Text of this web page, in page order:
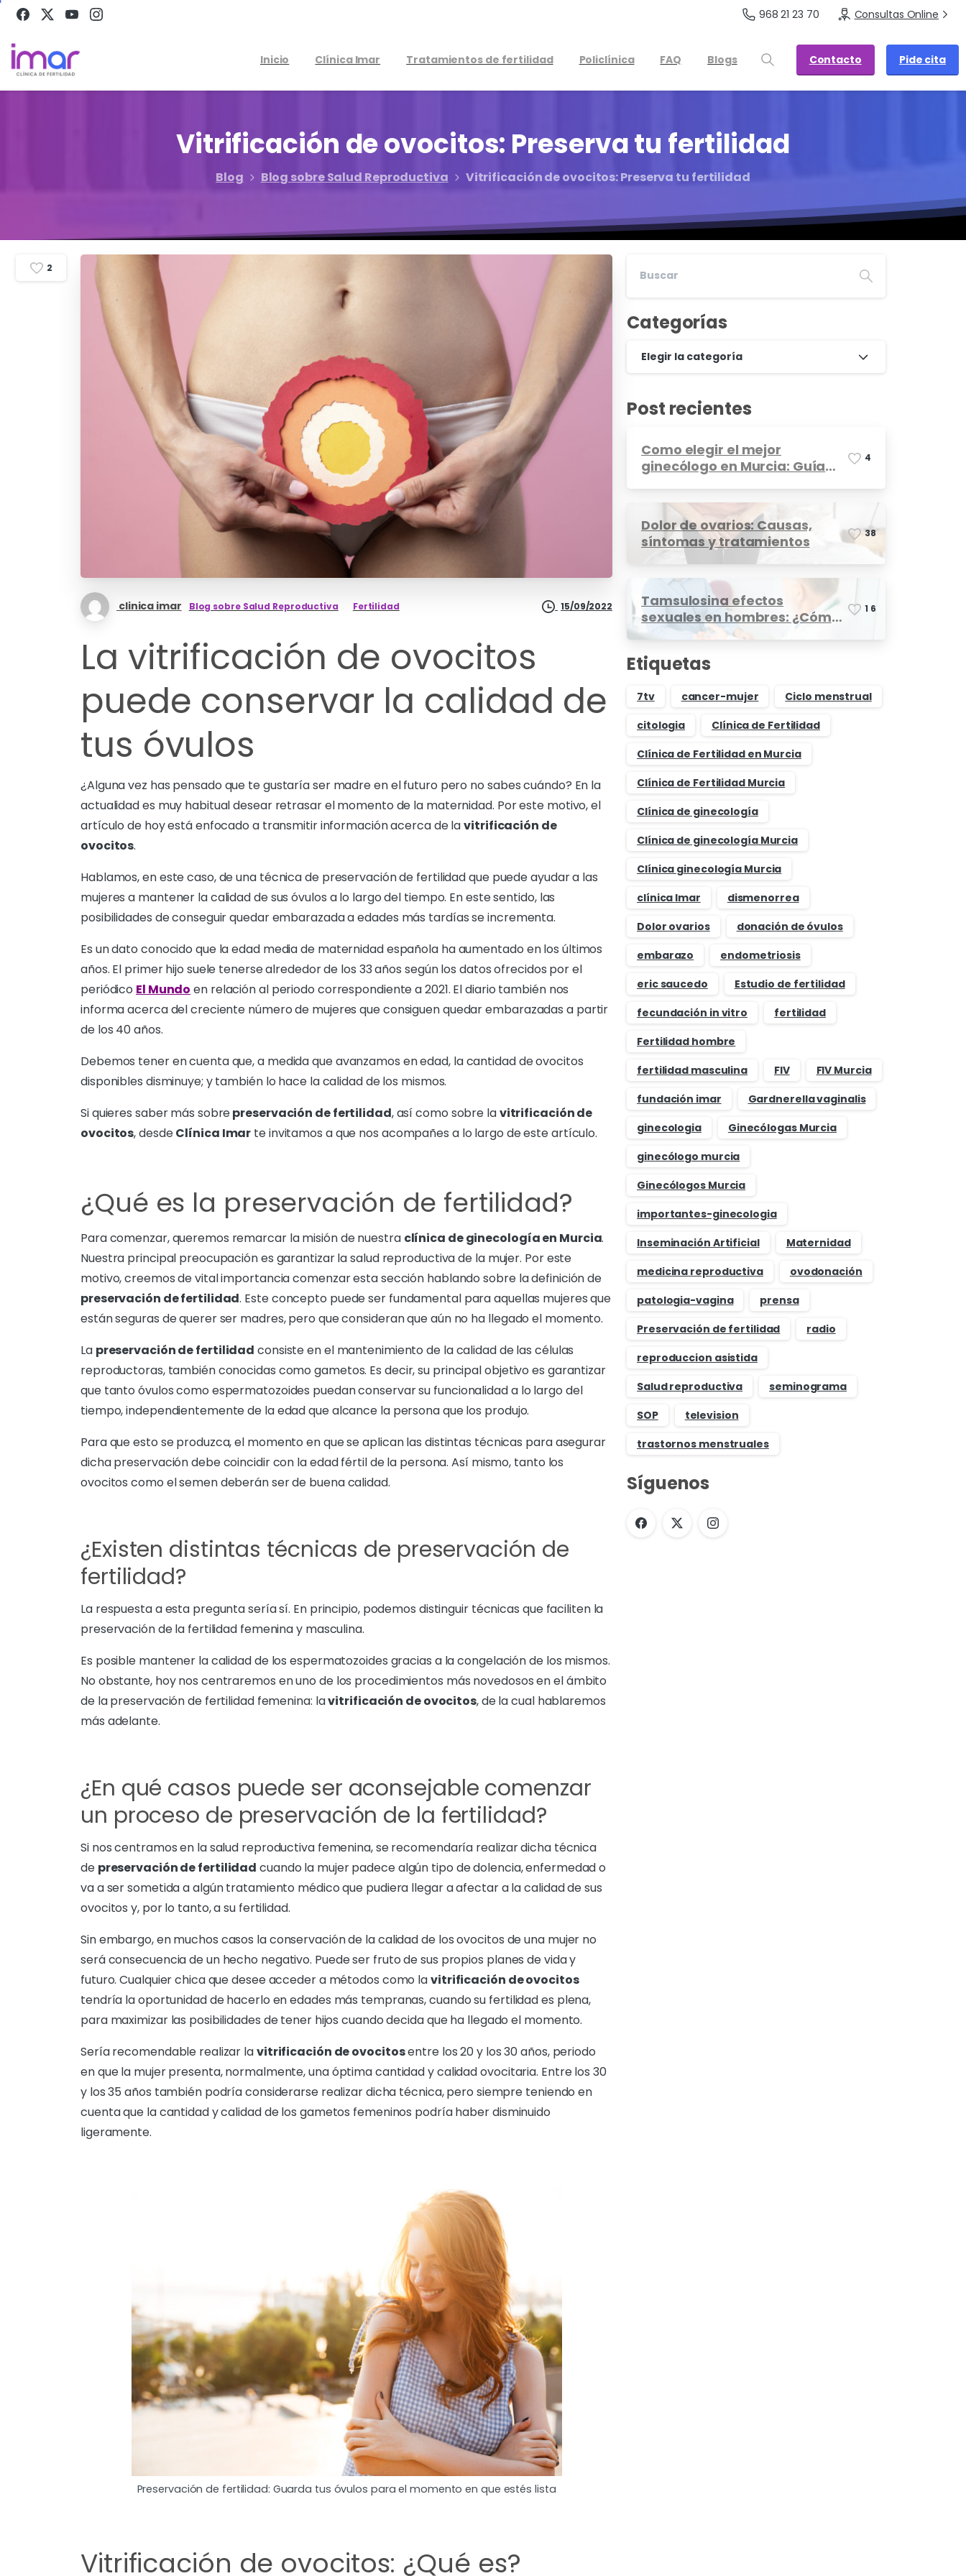
968 21 23 70 Consultas Online
Inicio Clínica Imar Tratamientos de fertilidad Policlínica FAQ Blogs Contacto Pide cita
Vitrificación deovocitos: Preservatu fertilidad
Blog Blog sobre Salud Reproductiva Vitrificación de ovocitos: Preserva tu fertilidad
clinica imar Blog sobre Salud Reproductiva Fertilidad 15/09/2022
La vitrificación de ovocitos
puede conservar la calidad de
tus óvulos
¿Alguna vez has pensado que te gustaría ser madre en el futuro pero no sabes cuándo? En la
actualidad es muy habitual desear retrasar el momento de la maternidad. Por este motivo, el
artículo de hoy está enfocado a transmitir información acerca de lavitrificación de
ovocitos.
Hablamos, en este caso, de una técnica de preservación de fertilidad que puede ayudar a las
mujeres a mantener la calidad de sus óvulos a lo largo del tiempo. En este sentido, las
posibilidades de conseguir quedar embarazada a edades más tardías se incrementa.
Es un dato conocido que la edad media de maternidad española ha aumentado en los últimos
años. El primer hijo suele tenerse alrededor de los 33 años según los datos ofrecidos por el
periódico El Mundo en relación al periodo correspondiente a 2021. El diario también nos
informa acerca del creciente número de mujeres que consiguen quedar embarazadas a partir
de los 40 años.
Debemos tener en cuenta que, a medida que avanzamos en edad, la cantidad de ovocitos
disponibles disminuye; y también lo hace la calidad de los mismos.
Si quieres saber más sobrepreservación de fertilidad, así como sobre lavitrificación de
ovocitos, desdeClínica Imar te invitamos a que nos acompañes a lo largo de este artículo.
¿Qué es la preservación de fertilidad?
Para comenzar, queremos remarcar la misión de nuestra clínica de ginecología en Murcia.
Nuestra principal preocupación es garantizar la salud reproductiva de la mujer. Por este
motivo, creemos de vital importancia comenzar esta sección hablando sobre la definición de
preservación de fertilidad. Este concepto puede ser fundamental para aquellas mujeres que
están seguras de querer ser madres, pero que consideran que aún no ha llegado el momento.
La preservación de fertilidad consiste en el mantenimiento de la calidad de las células
reproductoras, también conocidas como gametos. Es decir, su principal objetivo es garantizar
que tanto óvulos como espermatozoides puedan conservar su funcionalidad a lo largo del
tiempo, independientemente de la edad que alcance la persona que los produjo.
Para que esto se produzca, el momento en que se aplican las distintas técnicas para asegurar
dicha preservación debe coincidir con la edad fértil de la persona. Así mismo, tanto los
ovocitos como el semen deberán ser de buena calidad.
¿Existen distintas técnicas de preservación de
fertilidad?
La respuesta a esta pregunta sería sí. En principio, podemos distinguir técnicas que faciliten la
preservación de la fertilidad femenina y masculina.
Es posible mantener la calidad de los espermatozoides gracias a la congelación de los mismos.
No obstante, hoy nos centraremos en uno de los procedimientos más novedosos en el ámbito
de la preservación de fertilidad femenina: lavitrificación de ovocitos, de la cual hablaremos
más adelante.
¿En qué casos puede ser aconsejable comenzar
un proceso de preservación de la fertilidad?
Si nos centramos en la salud reproductiva femenina, se recomendaría realizar dicha técnica
de preservación de fertilidad cuando la mujer padece algún tipo de dolencia, enfermedad o
va a ser sometida a algún tratamiento médico que pudiera llegar a afectar a la calidad de sus
ovocitos y, por lo tanto, a su fertilidad.
Sin embargo, en muchos casos la conservación de la calidad de los ovocitos de una mujer no
será consecuencia de un hecho negativo. Puede ser fruto de sus propios planes de vida y
futuro. Cualquier chica que desee acceder a métodos como lavitrificación de ovocitos
tendría la oportunidad de hacerlo en edades más tempranas, cuando su fertilidad es plena,
para maximizar las posibilidades de tener hijos cuando decida que ha llegado el momento.
Sería recomendable realizar lavitrificación de ovocitosentre los 20 y los 30 años, periodo
en que la mujer presenta, normalmente, una óptima cantidad y calidad ovocitaria. Entre los 30
y los 35 años también podría considerarse realizar dicha técnica, pero siempre teniendo en
cuenta que la cantidad y calidad de los gametos femeninos podría haber disminuido
ligeramente.
Preservación de fertilidad: Guarda tus óvulos para el momento en que estés lista
Vitrificación de ovocitos: ¿Qué es?
2
Categorías
Elegir la categoría
Post recientes
Como elegir el mejor
ginecólogo en Murcia: Guía
4
Dolor de ovarios: Causas,
síntomas y tratamientos
38
Tamsulosina efectos
sexuales en hombres: ¿Cómo
afecta?
1 6
Etiquetas
7tv cancer-mujer
Ciclo menstrual
citologia
Clínica de Fertilidad
Clínica de Fertilidad en Murcia
Clínica de Fertilidad Murcia
Clínica de ginecología
Clínica de ginecología Murcia
Clínica ginecología Murcia
clínica Imar
dismenorrea
Dolor ovarios
donación de óvulos
embarazo
endometriosis
eric saucedo
Estudio de fertilidad
fecundación in vitro
fertilidad
Fertilidad hombre
fertilidad masculina
FIV
FIV Murcia
fundación imar
Gardnerella vaginalis
ginecologia
Ginecólogas Murcia
ginecólogo murcia
Ginecólogos Murcia
importantes-ginecologia
Inseminación Artificial
Maternidad
medicina reproductiva
ovodonación
patologia-vagina
prensa
Preservación de fertilidad
radio
reproduccion asistida
Salud reproductiva
seminograma
SOP
television
trastornos menstruales
Síguenos